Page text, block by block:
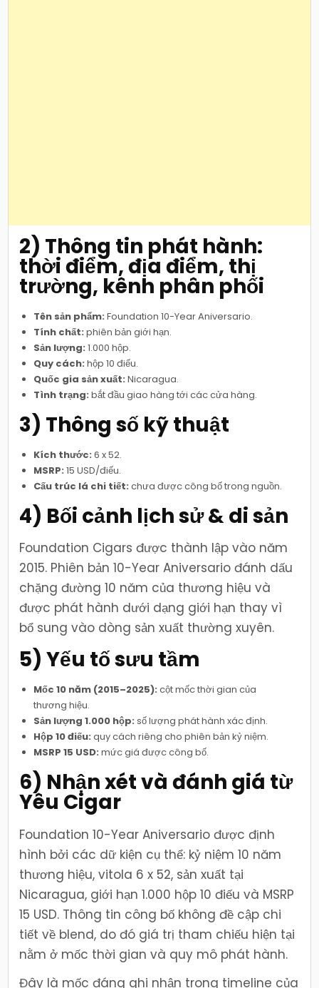
2) Thông tin phát hành:
thời điểm, địa điểm, thị
trường, kênh phân phối
Tên sản phẩm: Foundation 10-Year Aniversario.
Tính chất: phiên bản giới hạn.
Sản lượng: 1.000 hộp.
Quy cách: hộp 10 điếu.
Quốc gia sản xuất: Nicaragua.
Tình trạng: bắt đầu giao hàng tới các cửa hàng.
3) Thông số kỹ thuật
Kích thước: 6 x 52.
MSRP: 15 USD/điếu.
Cấu trúc lá chi tiết: chưa được công bố trong nguồn.
4) Bối cảnh lịch sử & di sản
Foundation Cigars được thành lập vào năm
2015. Phiên bản 10-Year Aniversario đánh dấu
chặng đường 10 năm của thương hiệu và
được phát hành dưới dạng giới hạn thay vì
bổ sung vào dòng sản xuất thường xuyên.
5) Yếu tố sưu tầm
Mốc 10 năm (2015–2025): cột mốc thời gian của
thương hiệu.
Sản lượng 1.000 hộp: số lượng phát hành xác định.
Hộp 10 điếu: quy cách riêng cho phiên bản kỷ niệm.
MSRP 15 USD: mức giá được công bố.
6) Nhận xét và đánh giá từ
Yêu Cigar
Foundation 10-Year Aniversario được định
hình bởi các dữ kiện cụ thể: kỷ niệm 10 năm
thương hiệu, vitola 6 x 52, sản xuất tại
Nicaragua, giới hạn 1.000 hộp 10 điếu và MSRP
15 USD. Thông tin công bố không đề cập chi
tiết về blend, do đó giá trị tham chiếu hiện tại
nằm ở mốc thời gian và quy mô phát hành.
Đây là mốc đáng ghi nhận trong timeline của